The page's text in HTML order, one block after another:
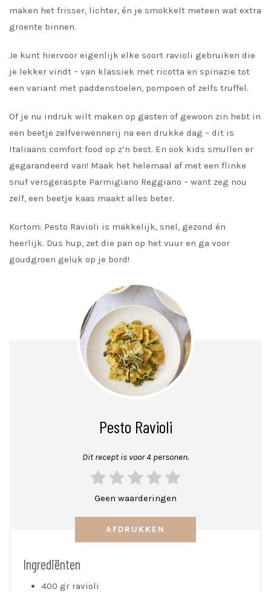
maken het frisser, lichter, én je smokkelt meteen wat extra
groente binnen.
Je kunt hiervoor eigenlijk elke soort ravioli gebruiken die
je lekker vindt – van klassiek met ricotta en spinazie tot
een variant met paddenstoelen, pompoen of zelfs truffel.
Of je nu indruk wilt maken op gasten of gewoon zin hebt in
een beetje zelfverwennerij na een drukke dag – dit is
Italiaans comfort food op z’n best. En ook kids smullen er
gegarandeerd van! Maak het helemaal af met een flinke
snuf versgeraspte Parmigiano Reggiano – want zeg nou
zelf, een beetje kaas maakt alles beter.
Kortom: Pesto Ravioli is makkelijk, snel, gezond én
heerlijk. Dus hup, zet die pan op het vuur en ga voor
goudgroen geluk op je bord!
Pesto Ravioli
Dit recept is voor 4 personen.
Geen waarderingen
AFDRUKKEN
Ingrediënten
400 gr ravioli